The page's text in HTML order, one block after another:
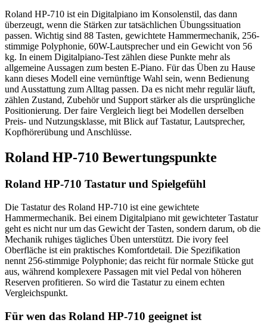
Roland HP-710 ist ein Digitalpiano im Konsolenstil, das dann
überzeugt, wenn die Stärken zur tatsächlichen Übungssituation
passen. Wichtig sind 88 Tasten, gewichtete Hammermechanik, 256-
stimmige Polyphonie, 60W-Lautsprecher und ein Gewicht von 56
kg. In einem Digitalpiano-Test zählen diese Punkte mehr als
allgemeine Aussagen zum besten E-Piano. Für das Üben zu Hause
kann dieses Modell eine vernünftige Wahl sein, wenn Bedienung
und Ausstattung zum Alltag passen. Da es nicht mehr regulär läuft,
zählen Zustand, Zubehör und Support stärker als die ursprüngliche
Positionierung. Der faire Vergleich liegt bei Modellen derselben
Preis- und Nutzungsklasse, mit Blick auf Tastatur, Lautsprecher,
Kopfhörerübung und Anschlüsse.
Roland HP-710 Bewertungspunkte
Roland HP-710 Tastatur und Spielgefühl
Die Tastatur des Roland HP-710 ist eine gewichtete
Hammermechanik. Bei einem Digitalpiano mit gewichteter Tastatur
geht es nicht nur um das Gewicht der Tasten, sondern darum, ob die
Mechanik ruhiges tägliches Üben unterstützt. Die ivory feel
Oberfläche ist ein praktisches Komfortdetail. Die Spezifikation
nennt 256-stimmige Polyphonie; das reicht für normale Stücke gut
aus, während komplexere Passagen mit viel Pedal von höheren
Reserven profitieren. So wird die Tastatur zu einem echten
Vergleichspunkt.
Für wen das Roland HP-710 geeignet ist